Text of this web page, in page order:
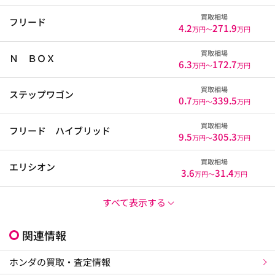
フリード 買取相場
4.2万円〜271.9万円
Ｎ ＢＯＸ 買取相場
6.3万円〜172.7万円
ステップワゴン 買取相場
0.7万円〜339.5万円
フリード ハイブリッド 買取相場
9.5万円〜305.3万円
エリシオン 買取相場
3.6万円〜31.4万円
すべて表示する
関連情報
ホンダの買取・査定情報